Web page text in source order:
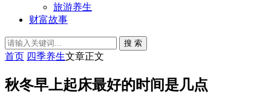
旅游养生
财富故事
搜 索
首页 四季养生文章正文
秋冬早上起床最好的时间是几点